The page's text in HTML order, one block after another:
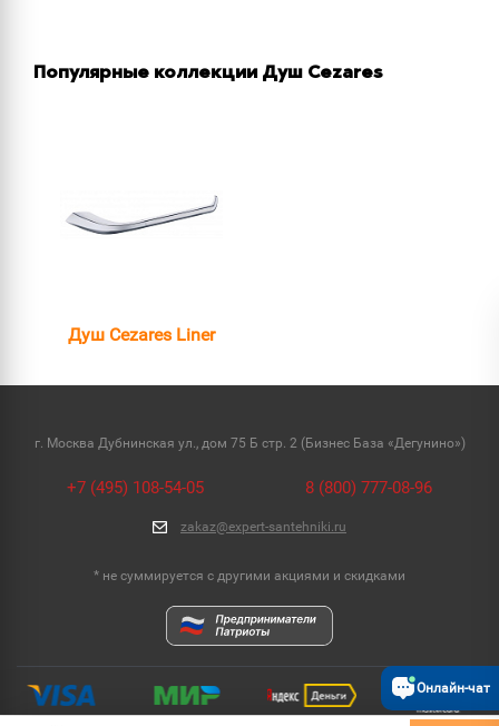
Популярные коллекции Душ Cezares
Душ Cezares Liner
г. Москва Дубнинская ул., дом 75 Б стр. 2 (Бизнес База «Дегунино»)
+7 (495) 108-54-05 8 (800) 777-08-96
zakaz@expert-santehniki.ru
* не суммируется с другими акциями и скидками
Онлайн-чат